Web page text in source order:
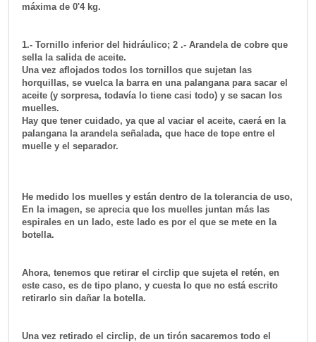
máxima de 0'4 kg.
1.- Tornillo inferior del hidráulico; 2 .- Arandela de cobre que
sella la salida de aceite.
Una vez aflojados todos los tornillos que sujetan las
horquillas, se vuelca la barra en una palangana para sacar el
aceite (y sorpresa, todavía lo tiene casi todo) y se sacan los
muelles.
Hay que tener cuidado, ya que al vaciar el aceite, caerá en la
palangana la arandela señalada, que hace de tope entre el
muelle y el separador.
He medido los muelles y están dentro de la tolerancia de uso,
En la imagen, se aprecia que los muelles juntan más las
espirales en un lado, este lado es por el que se mete en la
botella.
Ahora, tenemos que retirar el circlip que sujeta el retén, en
este caso, es de tipo plano, y cuesta lo que no está escrito
retirarlo sin dañar la botella.
Una vez retirado el circlip, de un tirón sacaremos todo el